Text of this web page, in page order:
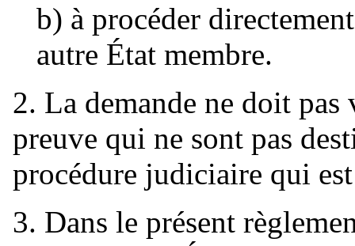
b) à procéder
autre État membre.
2. La demande ne doit pas
preuve qui ne sont pas
procédure judiciaire qui
3. Dans le présent